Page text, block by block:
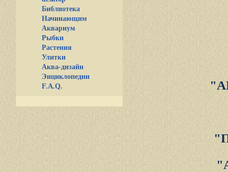
Библиотека
Начинающим
Аквариум
Рыбки
Растения
Улитки
Аква-дизайн
Энциклопедии
F.A.Q.